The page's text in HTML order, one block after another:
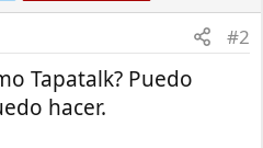
#2
Tapatalk? Puedo
hacer.